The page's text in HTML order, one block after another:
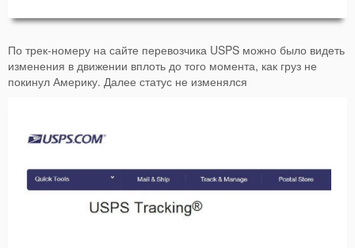
По трек-номеру на сайте перевозчика USPS можно было видеть
изменения в движении вплоть до того момента, как груз не
покинул Америку. Далее статус не изменялся